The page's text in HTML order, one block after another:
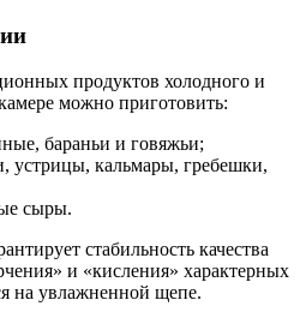
продуктов холодного и
можно приготовить:
бараньи и говяжьи;
устрицы, кальмары, гребешки,
сыры.
стабильность качества
и «кисления» характерных
на увлажненной щепе.